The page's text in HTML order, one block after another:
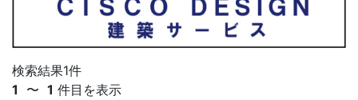
検索結果1件
1 〜 1 件目を表示